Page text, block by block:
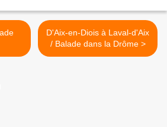
D'Aix-en-Diois à Laval-d'Aix
/ Balade dans la Drôme >